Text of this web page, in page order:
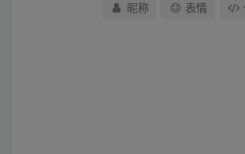
昵称
表情